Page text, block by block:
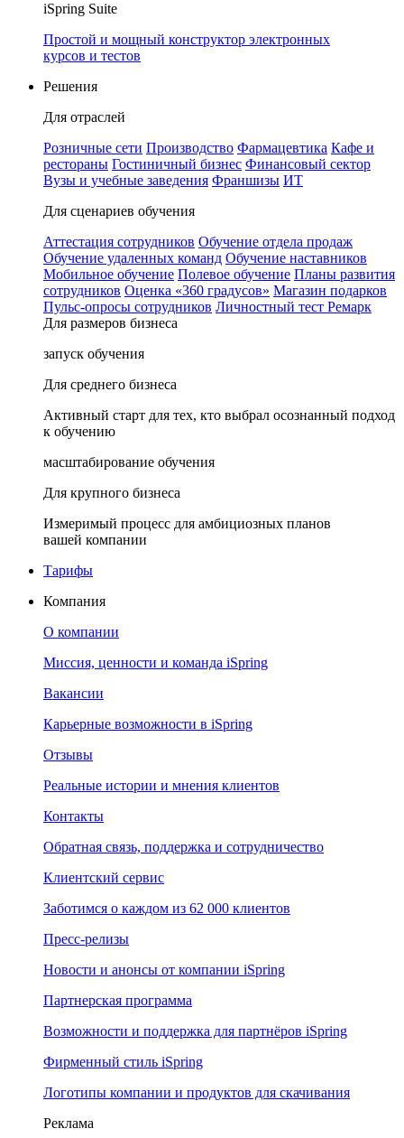
iSpring Suite
Простой и мощный конструктор электронных
курсов и тестов
Решения
Для отраслей
Розничные сети Производство Фармацевтика Кафе и
рестораны Гостиничный бизнес Финансовый сектор
Вузы и учебные заведения Франшизы ИТ
Для сценариев обучения
Аттестация сотрудников Обучение отдела продаж
Обучение удаленных команд Обучение наставников
Мобильное обучение Полевое обучение Планы развития
сотрудников Оценка «360 градусов» Магазин подарков
Пульс-опросы сотрудников Личностный тест Ремарк
Для размеров бизнеса
запуск обучения
Для среднего бизнеса
Активный старт для тех, кто выбрал осознанный подход
к обучению
масштабирование обучения
Для крупного бизнеса
Измеримый процесс для амбициозных планов
вашей компании
Тарифы
Компания
О компании
Миссия, ценности и команда iSpring
Вакансии
Карьерные возможности в iSpring
Отзывы
Реальные истории и мнения клиентов
Контакты
Обратная связь, поддержка и сотрудничество
Клиентский сервис
Заботимся о каждом из 62 000 клиентов
Пресс-релизы
Новости и анонсы от компании iSpring
Партнерская программа
Возможности и поддержка для партнёров iSpring
Фирменный стиль iSpring
Логотипы компании и продуктов для скачивания
Реклама